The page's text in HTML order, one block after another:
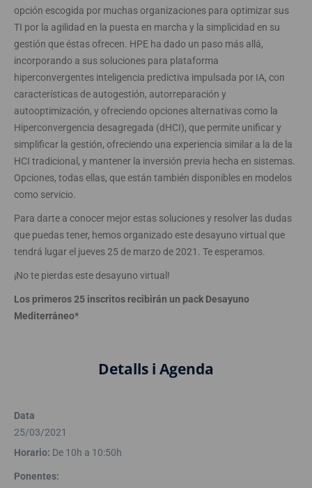
opción escogida por muchas organizaciones para optimizar sus
TI por la agilidad en la puesta en marcha y la simplicidad en su
gestión que éstas ofrecen. HPE ha dado un paso más allá,
incorporando a sus soluciones para plataforma
hiperconvergentes inteligencia predictiva impulsada por IA, con
características de autogestión, autorreparación y
autooptimización, y ofreciendo opciones alternativas como la
Hiperconvergencia desagregada (dHCI), que permite unificar y
simplificar la gestión, ofreciendo una experiencia similar a la de la
HCI tradicional, y mantener la inversión previa hecha en sistemas.
Opciones, todas ellas, que están también disponibles en modelos
como servicio.
Para darte a conocer mejor estas soluciones y resolver las dudas
que puedas tener, hemos organizado este desayuno virtual que
tendrá lugar el jueves 25 de marzo de 2021. Te esperamos.
¡No te pierdas este desayuno virtual!
Los primeros 25 inscritos recibirán un pack Desayuno
Mediterráneo*
Detalls i Agenda
Data
25/03/2021
Horario: De 10h a 10:50h
Ponentes: